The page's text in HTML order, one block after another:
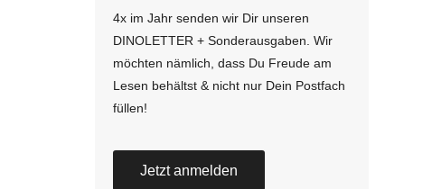
4x im Jahr senden wir Dir unseren
DINOLETTER + Sonderausgaben. Wir
möchten nämlich, dass Du Freude am
Lesen behältst & nicht nur Dein Postfach
füllen!
Jetzt anmelden